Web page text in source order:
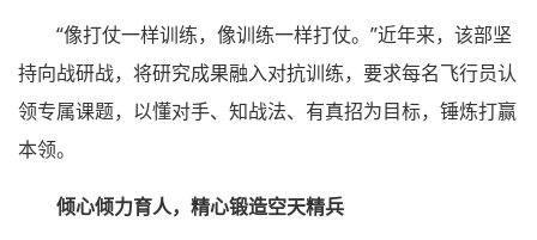
“像打仗一样训练，像训练一样打仗。”近年来，该部坚
持向战研战，将研究成果融入对抗训练，要求每名飞行员认
领专属课题，以懂对手、知战法、有真招为目标，锤炼打赢
本领。
倾心倾力育人，精心锻造空天精兵